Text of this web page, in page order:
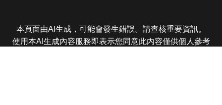
本頁面由AI生成，可能會發生錯誤。請查核重要資訊。
使用本AI生成內容服務即表示您同意此內容僅供個人參考